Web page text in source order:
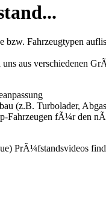
Fahrzeugtypen
aus verschiedenen
(z.B. Turbolader,
Fahrzeugen fÃ¼r den
PrÃ¼fstandsvideos